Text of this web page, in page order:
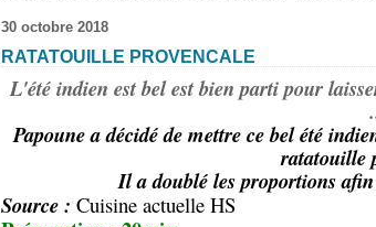
30 octobre 2018
RATATOUILLE PROVENCALE
L'été indien est bel est bien parti pour
Papoune a décidé de mettre ce bel été
ratatouille
Il a doublé les proportions
Source : Cuisine actuelle HS